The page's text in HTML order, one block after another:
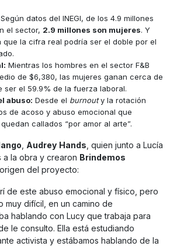
Según datos del INEGI, de los 4.9 millones
el sector, 2.9 millones son mujeres. Y
que la cifra real podría ser el doble por el
Mientras los hombres en el sector F&B
de $6,380, las mujeres ganan cerca de
ser el 59.9% de la fuerza laboral.
abuso: Desde el burnouty la rotación
de acoso y abuso emocional que
callados “por amor al arte”.
Audrey Hands , quien junto a Lucía
a la obra y crearon Brindemos
origen del proyecto:
de este abuso emocional y físico, pero
muy difícil, en un camino de
hablando con Lucy que trabaja para
le consulto. Ella está estudiando
activista y estábamos hablando de la